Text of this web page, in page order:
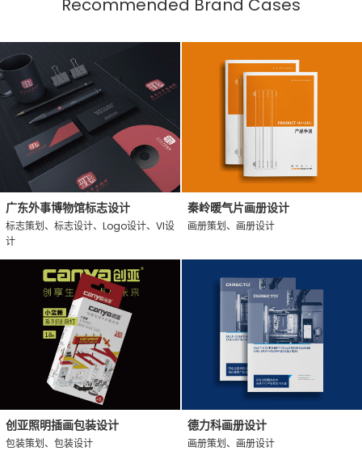
Recommended Brand Cases
广东外事博物馆标志设计
标志策划、标志设计、Logo设计、VI设
计
秦岭暖气片画册设计
画册策划、画册设计
创亚照明插画包装设计
包装策划、包装设计
德力科画册设计
画册策划、画册设计